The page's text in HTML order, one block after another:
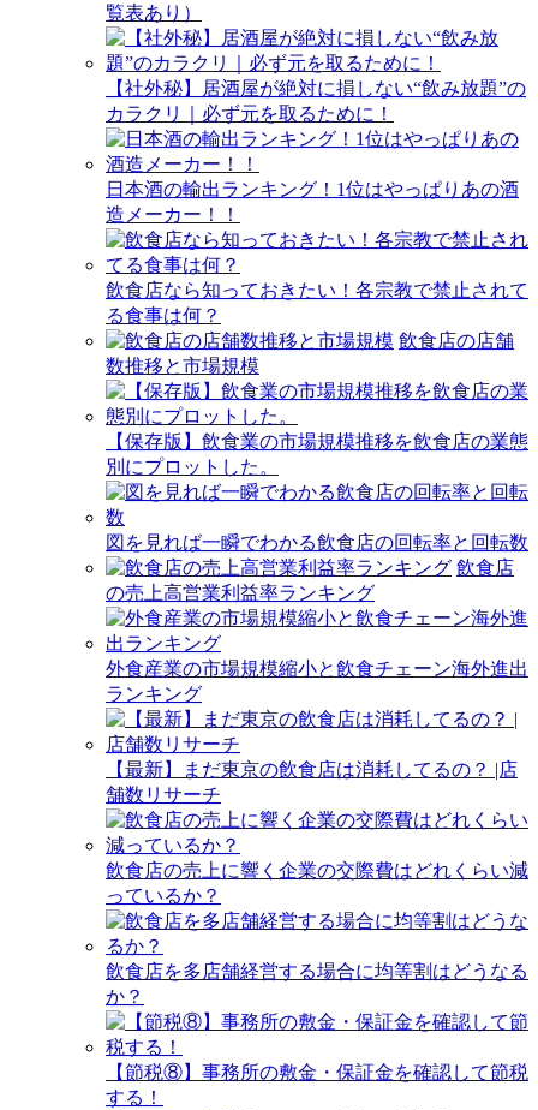
覧表あり）
【社外秘】居酒屋が絶対に損しない“飲み放題”の
カラクリ｜必ず元を取るために！
日本酒の輸出ランキング！1位はやっぱりあの酒
造メーカー！！
飲食店なら知っておきたい！各宗教で禁止されて
る食事は何？
飲食店の店舗
数推移と市場規模
【保存版】飲食業の市場規模推移を飲食店の業態
別にプロットした。
図を見れば一瞬でわかる飲食店の回転率と回転数
飲食店
の売上高営業利益率ランキング
外食産業の市場規模縮小と飲食チェーン海外進出
ランキング
【最新】まだ東京の飲食店は消耗してるの？ |店
舗数リサーチ
飲食店の売上に響く企業の交際費はどれくらい減
っているか？
飲食店を多店舗経営する場合に均等割はどうなる
か？
【節税⑧】事務所の敷金・保証金を確認して節税
する！